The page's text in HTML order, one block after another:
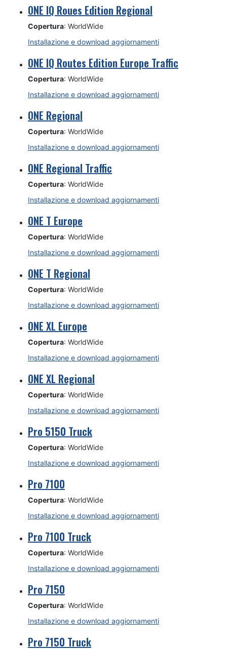
ONE IQ Roues Edition Regional
Copertura: WorldWide
Installazione e download aggiornamenti
ONE IQ Routes Edition Europe Traffic
Copertura: WorldWide
Installazione e download aggiornamenti
ONE Regional
Copertura: WorldWide
Installazione e download aggiornamenti
ONE Regional Traffic
Copertura: WorldWide
Installazione e download aggiornamenti
ONE T Europe
Copertura: WorldWide
Installazione e download aggiornamenti
ONE T Regional
Copertura: WorldWide
Installazione e download aggiornamenti
ONE XL Europe
Copertura: WorldWide
Installazione e download aggiornamenti
ONE XL Regional
Copertura: WorldWide
Installazione e download aggiornamenti
Pro 5150 Truck
Copertura: WorldWide
Installazione e download aggiornamenti
Pro 7100
Copertura: WorldWide
Installazione e download aggiornamenti
Pro 7100 Truck
Copertura: WorldWide
Installazione e download aggiornamenti
Pro 7150
Copertura: WorldWide
Installazione e download aggiornamenti
Pro 7150 Truck